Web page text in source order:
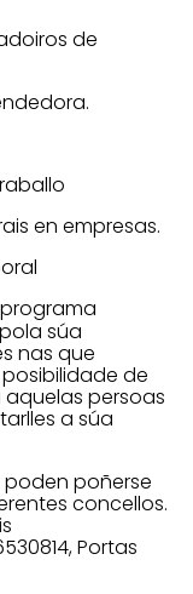
de
en empresas.
súa
nas que
de
persoas
a súa
poñerse
concellos.
Portas